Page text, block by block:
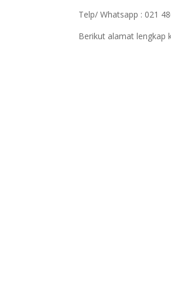
Telp/ Whatsapp : 021
Berikut alamat lengkap